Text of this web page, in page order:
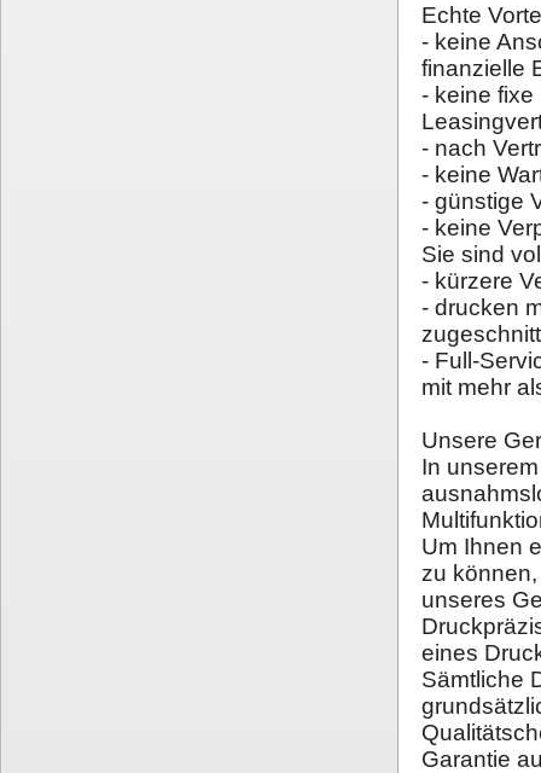
Echte
- keine
finanzielle
- keine
- nach
- keine
- günstige
- keine
Sie sind
- kürzere
- drucken
- Full-
mit mehr
Unsere
In
Um Ihnen
zu
unseres
eines
Sämtliche
Garantie